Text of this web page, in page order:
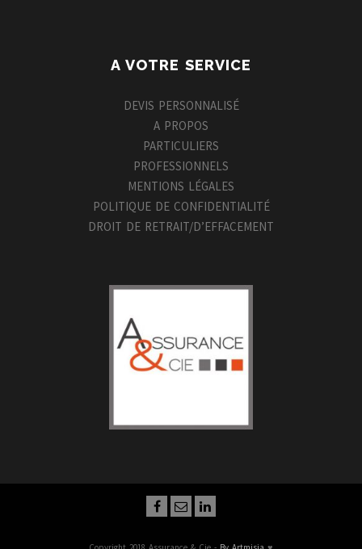
A VOTRE SERVICE
DEVIS PERSONNALISÉ
A PROPOS
PARTICULIERS
PROFESSIONNELS
MENTIONS LÉGALES
POLITIQUE DE CONFIDENTIALITÉ
DROIT DE RETRAIT/D’EFFACEMENT